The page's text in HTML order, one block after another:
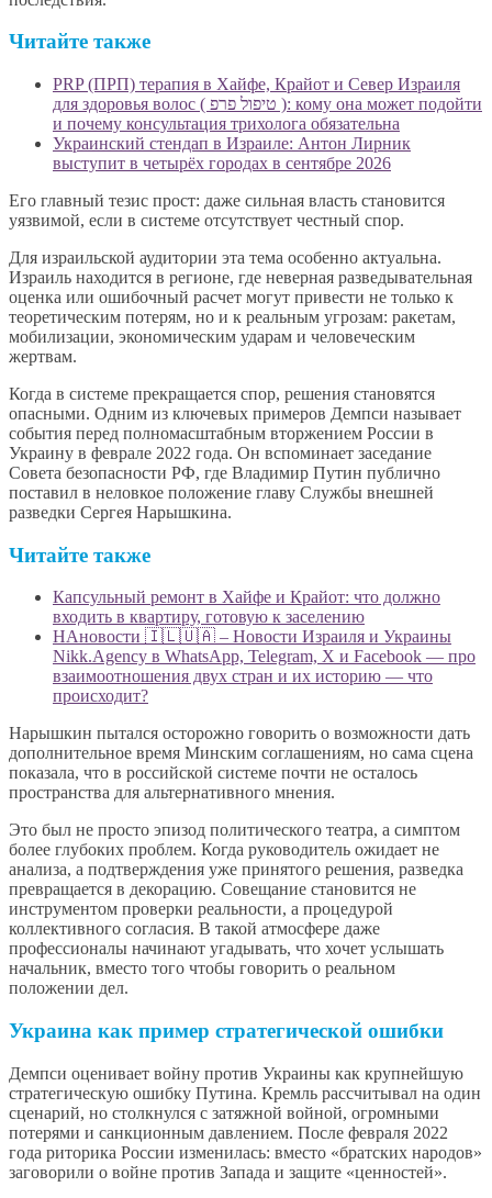
Читайте также
PRP (ПРП) терапия в Хайфе, Крайот и Север Израиля
для здоровья волос ( טיפול פרפ ): кому она может подойти
и почему консультация трихолога обязательна
Украинский стендап в Израиле: Антон Лирник
выступит в четырёх городах в сентябре 2026
Его главный тезис прост: даже сильная власть становится
уязвимой, если в системе отсутствует честный спор.
Для израильской аудитории эта тема особенно актуальна.
Израиль находится в регионе, где неверная разведывательная
оценка или ошибочный расчет могут привести не только к
теоретическим потерям, но и к реальным угрозам: ракетам,
мобилизации, экономическим ударам и человеческим
жертвам.
Когда в системе прекращается спор, решения становятся
опасными. Одним из ключевых примеров Демпси называет
события перед полномасштабным вторжением России в
Украину в феврале 2022 года. Он вспоминает заседание
Совета безопасности РФ, где Владимир Путин публично
поставил в неловкое положение главу Службы внешней
разведки Сергея Нарышкина.
Читайте также
Капсульный ремонт в Хайфе и Крайот: что должно
входить в квартиру, готовую к заселению
НАновости 🇮🇱🇺🇦 – Новости Израиля и Украины
Nikk.Agency в WhatsApp, Telegram, X и Facebook — про
взаимоотношения двух стран и их историю — что
происходит?
Нарышкин пытался осторожно говорить о возможности дать
дополнительное время Минским соглашениям, но сама сцена
показала, что в российской системе почти не осталось
пространства для альтернативного мнения.
Это был не просто эпизод политического театра, а симптом
более глубоких проблем. Когда руководитель ожидает не
анализа, а подтверждения уже принятого решения, разведка
превращается в декорацию. Совещание становится не
инструментом проверки реальности, а процедурой
коллективного согласия. В такой атмосфере даже
профессионалы начинают угадывать, что хочет услышать
начальник, вместо того чтобы говорить о реальном
положении дел.
Украина как пример стратегической ошибки
Демпси оценивает войну против Украины как крупнейшую
стратегическую ошибку Путина. Кремль рассчитывал на один
сценарий, но столкнулся с затяжной войной, огромными
потерями и санкционным давлением. После февраля 2022
года риторика России изменилась: вместо «братских народов»
заговорили о войне против Запада и защите «ценностей».